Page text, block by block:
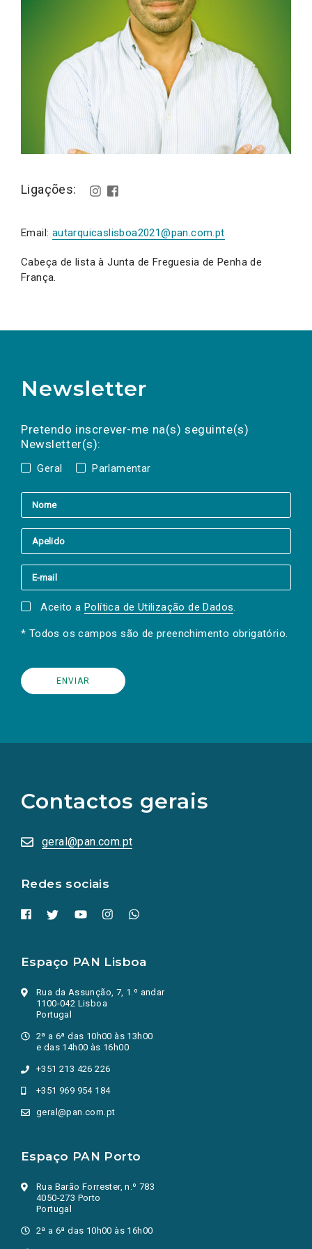
Ligações:
Email: autarquicaslisboa2021@pan.com.pt
Cabeça de lista à Junta de Freguesia de Penha de
França.
Newsletter
Pretendo inscrever-me na(s) seguinte(s)
Newsletter(s):
Geral Parlamentar
a(s) newsletter(s).
mail
Aceito a Política de Utilização de Dados.
* Todos os campos são de preenchimento obrigatório.
Contactos gerais
geral@pan.com.pt
Redes sociais
redes
sociais
numa
nova
Espaço PAN Lisboa
Rua da Assunção, 7, 1.º andar
1100-042 Lisboa
Portugal
2ª a 6ª das 10h00 às 13h00
e das 14h00 às 16h00
+351 213 426 226
+351 969 954 184
geral@pan.com.pt
Espaço PAN Porto
Rua Barão Forrester, n.º 783
4050-273 Porto
Portugal
2ª a 6ª das 10h00 às 16h00